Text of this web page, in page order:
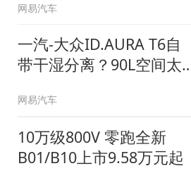
网易汽车
一汽-大众ID.AURA T6自
带干湿分离？90L空间太
网易汽车
10万级800V 零跑全新
B01/B10上市9.58万元起